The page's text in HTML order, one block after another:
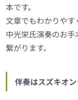
本です。
文章でもわかりや
中光栄氏演奏のお
繋がります。
伴奏はスズキオ